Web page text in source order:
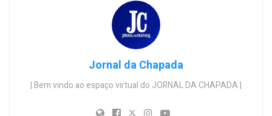
Jornal da Chapada
| Bem vindo ao espaço virtual do JORNAL DA CHAPADA |